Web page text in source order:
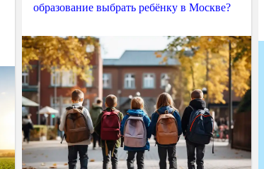
образование выбрать ребёнку в Москве?